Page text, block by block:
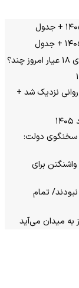
۱۴۰۵/ طلا به سد روانی نزدیک شد +
سخنگوی دولت:
برای
تمام
به میدان می‌آید